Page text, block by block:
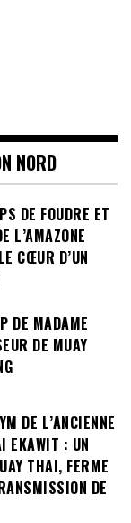
NORD
DE FOUDRE ET
L’AMAZONE
CŒUR D’UN
DE MADAME
DE MUAY
DE L’ANCIENNE
EKAWIT : UN
THAI, FERME
DE